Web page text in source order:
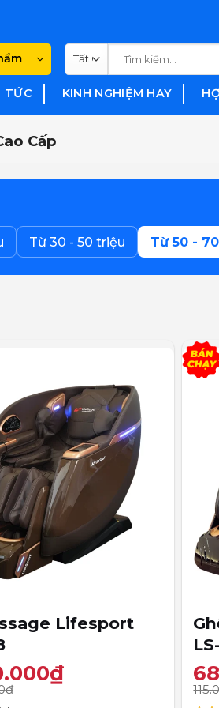
kiếm:
TỨC KINH NGHIỆM HAY
Cấp
Từ 30 - 50 triệu Từ 50 -
Lifesport
₫
₫